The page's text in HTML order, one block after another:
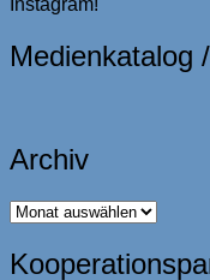
Instagram!
Medienkatalog
Archiv
Archiv